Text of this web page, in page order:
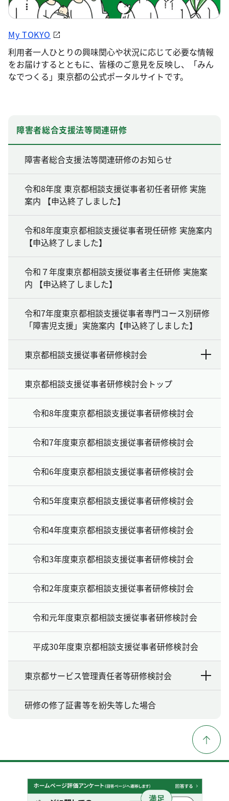
My TOKYO
利用者一人ひとりの興味関心や状況に応じて必要な情報
をお届けするとともに、皆様のご意見を反映し、「みん
なでつくる」東京都の公式ポータルサイトです。
障害者総合支援法等関連研修
障害者総合支援法等関連研修のお知らせ
令和8年度 東京都相談支援従事者初任者研修 実施
案内 【申込終了しました】
令和8年度東京都相談支援従事者現任研修 実施案内
【申込終了しました】
令和７年度東京都相談支援従事者主任研修 実施案
内 【申込終了しました】
令和7年度東京都相談支援従事者専門コース別研修
「障害児支援」実施案内【申込終了しました】
東京都相談支援従事者研修検討会
東京都相談支援従事者研修検討会トップ
令和8年度東京都相談支援従事者研修検討会
令和7年度東京都相談支援従事者研修検討会
令和6年度東京都相談支援従事者研修検討会
令和5年度東京都相談支援従事者研修検討会
令和4年度東京都相談支援従事者研修検討会
令和3年度東京都相談支援従事者研修検討会
令和2年度東京都相談支援従事者研修検討会
令和元年度東京都相談支援従事者研修検討会
平成30年度東京都相談支援従事者研修検討会
東京都サービス管理責任者等研修検討会
研修の修了証書等を紛失等した場合